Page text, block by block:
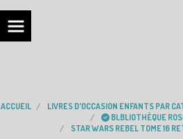
ACCUEIL LIVRES D'OCCASION ENFANTS PAR
BLBLIOTHÈQUE
STAR WARS REBEL TOME 16